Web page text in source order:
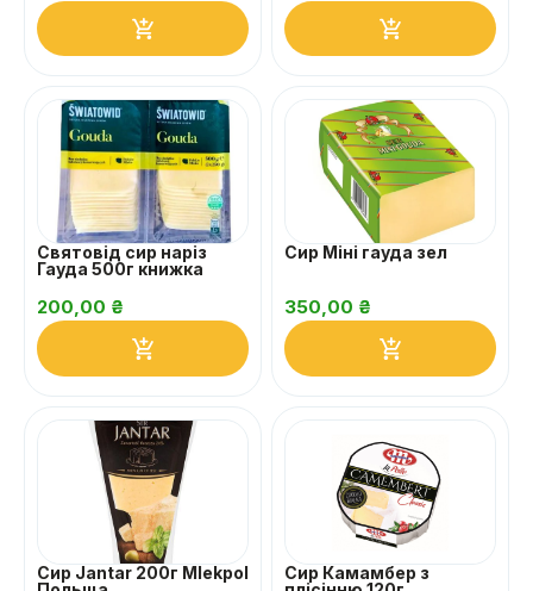
Святовід сир наріз
Гауда 500г книжка
200,00 ₴
Сир Міні гауда зел
350,00 ₴
Сир Jantar 200г Mlekpol
Сир Камамбер з